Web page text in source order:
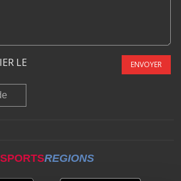
LE
ENVOYER
SPORTSREGIONS